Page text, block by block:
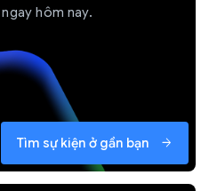
hôm nay.
Tìm sự kiện ở gần bạn arrow_forward